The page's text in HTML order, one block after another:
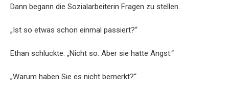
Dann begann die Sozialarbeiterin Fragen zu stellen.
„Ist so etwas schon einmal passiert?“
Ethan schluckte. „Nicht so. Aber sie hatte Angst.“
„Warum haben Sie es nicht bemerkt?“